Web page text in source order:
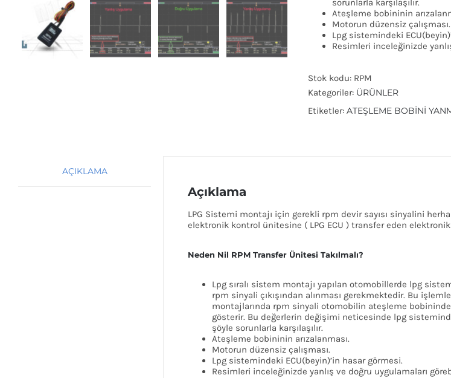
Ateşleme bobininin
Motorun düzensiz çalışması.
Lpg sistemindeki
Resimleri inceleğinizde
Stok kodu: RPM
Kategoriler: ÜRÜNLER
Etiketler: ATEŞLEME BOBINI
AÇIKLAMA
Açıklama
LPG Sistemi montajı için gerekli rpm devir sayısı sinyalini
elektronik kontrol ünitesine ( LPG ECU ) transfer eden
Neden Nil RPM Transfer Ünitesi Takılmalı?
Lpg sıralı sistem montajı yapılan otomobillerde lpg
rpm sinyali çıkışından alınması gerekmektedir. Bu
montajlarında rpm sinyali otomobilin ateşleme
gösterir. Bu değerlerin değişimi neticesinde lpg
şöyle sorunlarla karşılaşılır.
Ateşleme bobininin arızalanması.
Motorun düzensiz çalışması.
Lpg sistemindeki ECU(beyin)’in hasar görmesi.
Resimleri inceleğinizde yanlış ve doğru uygulamaları